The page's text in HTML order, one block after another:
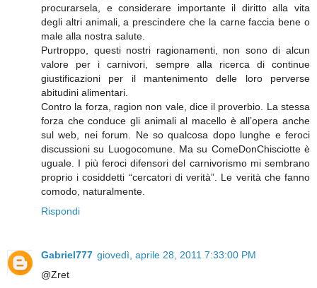
procurarsela, e considerare importante il diritto alla vita
degli altri animali, a prescindere che la carne faccia bene o
male alla nostra salute.
Purtroppo, questi nostri ragionamenti, non sono di alcun
valore per i carnivori, sempre alla ricerca di continue
giustificazioni per il mantenimento delle loro perverse
abitudini alimentari.
Contro la forza, ragion non vale, dice il proverbio. La stessa
forza che conduce gli animali al macello è all’opera anche
sul web, nei forum. Ne so qualcosa dopo lunghe e feroci
discussioni su Luogocomune. Ma su ComeDonChisciotte è
uguale. I più feroci difensori del carnivorismo mi sembrano
proprio i cosiddetti “cercatori di verità”. Le verità che fanno
comodo, naturalmente.
Rispondi
Gabriel777 giovedì, aprile 28, 2011 7:33:00 PM
@Zret